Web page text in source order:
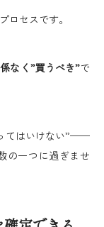
ロセスです。
なく”買うべき”で
てはいけない”——
の一つに過ぎませ